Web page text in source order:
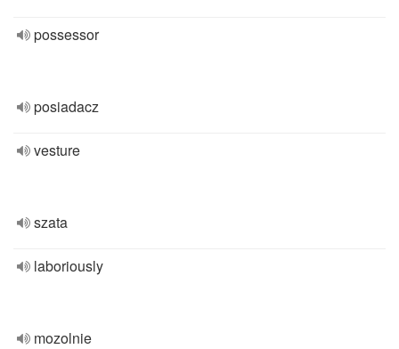
possessor
posiadacz
vesture
szata
laboriously
mozolnie